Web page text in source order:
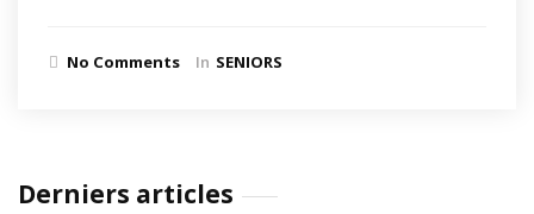
No Comments In SENIORS
Derniers articles